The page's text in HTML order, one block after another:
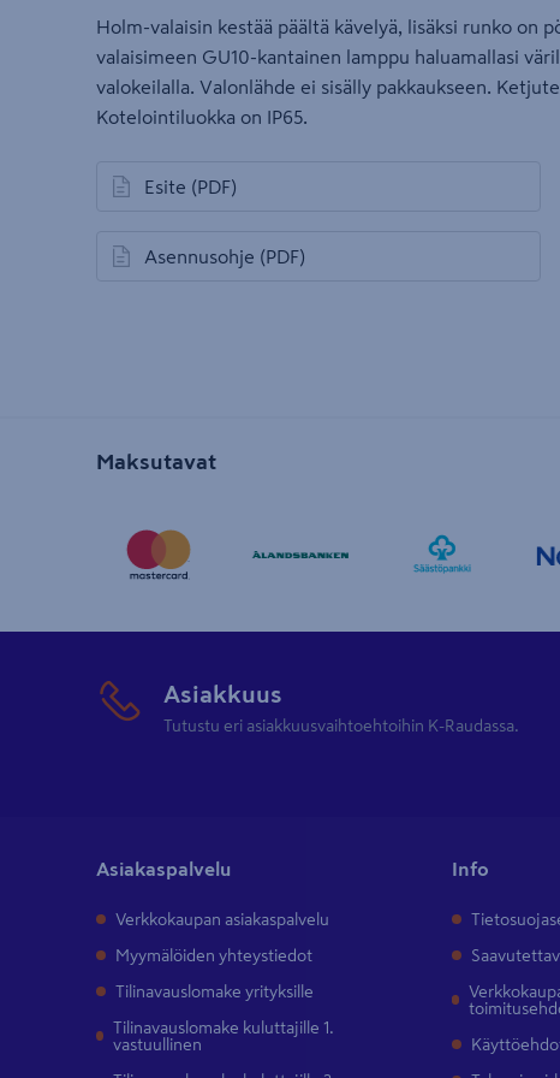
Holm-valaisin kestää päältä kävelyä, lisäksi runko on
valaisimeen GU10-kantainen lamppu haluamallasi
valokeilalla. Valonlähde ei sisälly pakkaukseen.
Kotelointiluokka on IP65.
Esite (PDF)
avautuu uuteen välilehteen
Asennusohje (PDF)
avautuu uuteen välilehteen
Maksutavat
Asiakkuus
Tutustu eri asiakkuusvaihtoehtoihin K-Raudassa.
Asiakaspalvelu
Verkkokaupan asiakaspalvelu
Myymälöiden yhteystiedot
Tilinavauslomake yrityksille
Tilinavauslomake kuluttajille 1.
vastuullinen
Info